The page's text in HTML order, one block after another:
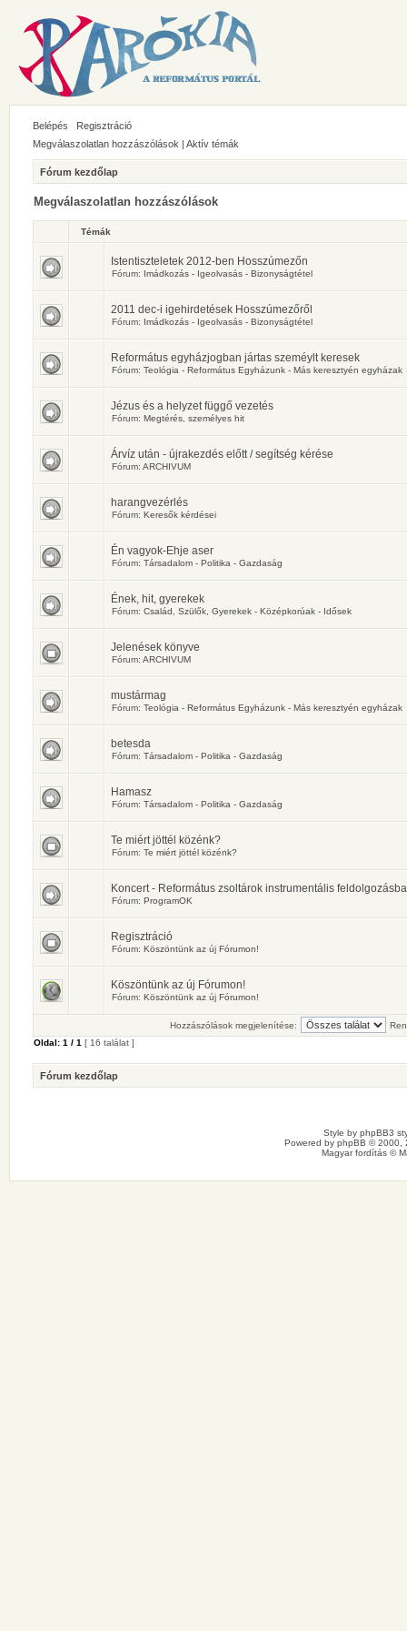
Belépés
Regisztráció
Megválaszolatlan hozzászólások | Aktív témák
Fórum kezdőlap
Megválaszolatlan hozzászólások
Témák
Istentiszteletek 2012-ben Hosszúmezőn
Fórum: Imádkozás - Igeolvasás - Bizonyságtétel
2011 dec-i igehirdetések Hosszúmezőről
Fórum: Imádkozás - Igeolvasás - Bizonyságtétel
Református egyházjogban jártas szeméylt keresek
Fórum: Teológia - Református Egyházunk - Más keresztyén egyházak
Jézus és a helyzet függő vezetés
Fórum: Megtérés, személyes hit
Árvíz után - újrakezdés előtt / segítség kérése
Fórum: ARCHIVUM
harangvezérlés
Fórum: Keresők kérdései
Én vagyok-Ehje aser
Fórum: Társadalom - Politika - Gazdaság
Ének, hit, gyerekek
Fórum: Család, Szülők, Gyerekek - Középkorúak - Idősek
Jelenések könyve
Fórum: ARCHIVUM
mustármag
Fórum: Teológia - Református Egyházunk - Más keresztyén egyházak
betesda
Fórum: Társadalom - Politika - Gazdaság
Hamasz
Fórum: Társadalom - Politika - Gazdaság
Te miért jöttél közénk?
Fórum: Te miért jöttél közénk?
Koncert - Református zsoltárok instrumentális
Fórum: ProgramOK
Regisztráció
Fórum: Köszöntünk az új Fórumon!
Köszöntünk az új Fórumon!
Fórum: Köszöntünk az új Fórumon!
Hozzászólások megjelenítése:
Oldal: 1 / 1 [ 16 találat ]
Fórum kezdőlap
Style by phpBB3
Powered by phpBB © 2000,
Magyar fordítás ©